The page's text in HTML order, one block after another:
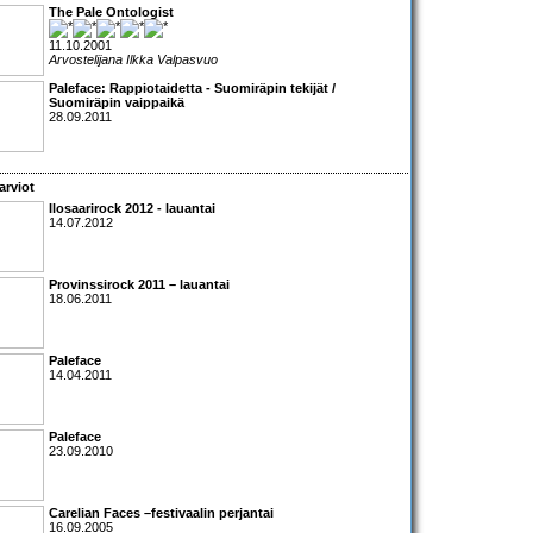
The Pale Ontologist
11.10.2001
Arvostelijana Ilkka Valpasvuo
Paleface: Rappiotaidetta - Suomiräpin tekijät /
Suomiräpin vaippaikä
28.09.2011
Ilosaarirock 2012 - lauantai
14.07.2012
Provinssirock 2011 – lauantai
18.06.2011
Paleface
14.04.2011
Paleface
23.09.2010
Carelian Faces –festivaalin perjantai
16.09.2005